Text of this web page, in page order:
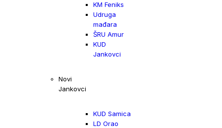
KM Feniks
Udruga
mađara
ŠRU Amur
KUD
Jankovci
Novi
Jankovci
KUD Samica
LD Orao